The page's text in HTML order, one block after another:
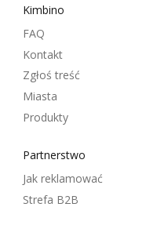
Kimbino
FAQ
Kontakt
Zgłoś treść
Miasta
Produkty
Partnerstwo
Jak reklamować
Strefa B2B